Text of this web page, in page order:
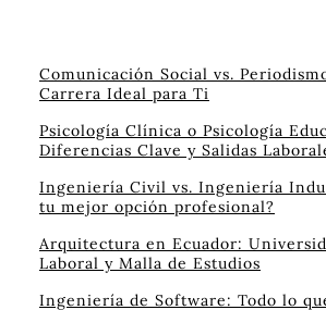
Comunicación Social vs.
Carrera Ideal para Ti
Psicología Clínica o Psicología
Diferencias Clave y Salidas
Ingeniería Civil vs. Ingeniería
tu mejor opción profesional?
Arquitectura en Ecuador:
Laboral y Malla de Estudios
Ingeniería de Software: Todo lo